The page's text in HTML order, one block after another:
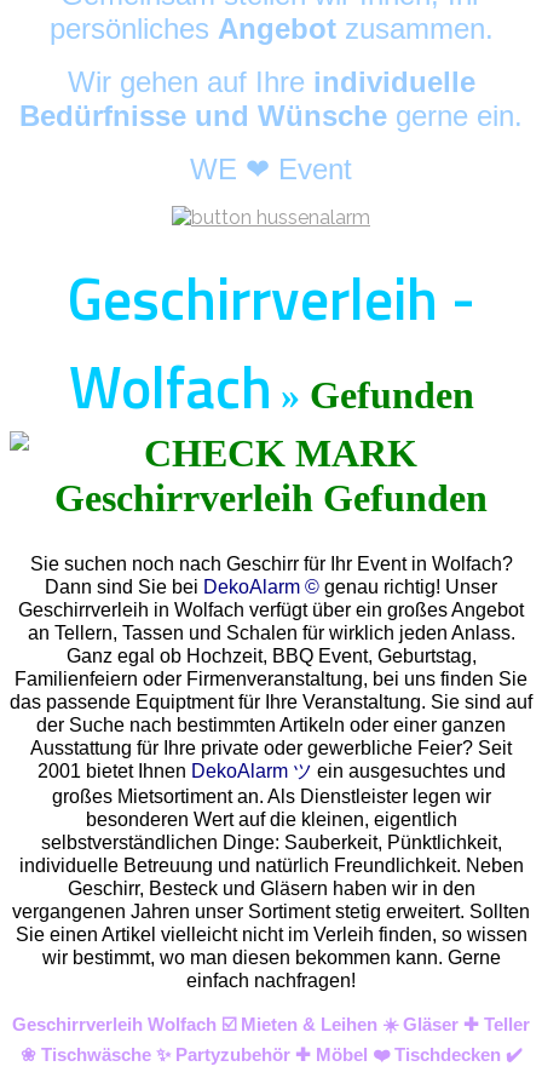
persönliches Angebot zusammen.
Wir gehen auf Ihre individuelle
Bedürfnisse und Wünsche gerne ein.
WE ❤ Event
Geschirrverleih -
Wolfach » Gefunden
Sie suchen noch nach Geschirr für Ihr Event in Wolfach?
Dann sind Sie bei DekoAlarm © genau richtig! Unser
Geschirrverleih in Wolfach verfügt über ein großes Angebot
an Tellern, Tassen und Schalen für wirklich jeden Anlass.
Ganz egal ob Hochzeit, BBQ Event, Geburtstag,
Familienfeiern oder Firmenveranstaltung, bei uns finden Sie
das passende Equiptment für Ihre Veranstaltung. Sie sind auf
der Suche nach bestimmten Artikeln oder einer ganzen
Ausstattung für Ihre private oder gewerbliche Feier? Seit
2001 bietet Ihnen DekoAlarm ツ ein ausgesuchtes und
großes Mietsortiment an. Als Dienstleister legen wir
besonderen Wert auf die kleinen, eigentlich
selbstverständlichen Dinge: Sauberkeit, Pünktlichkeit,
individuelle Betreuung und natürlich Freundlichkeit. Neben
Geschirr, Besteck und Gläsern haben wir in den
vergangenen Jahren unser Sortiment stetig erweitert. Sollten
Sie einen Artikel vielleicht nicht im Verleih finden, so wissen
wir bestimmt, wo man diesen bekommen kann. Gerne
einfach nachfragen!
Geschirrverleih Wolfach ☑️ Mieten & Leihen ☀️ Gläser ✚ Teller
❀ Tischwäsche ✨ Partyzubehör ✚ Möbel ❤️ Tischdecken ✔️